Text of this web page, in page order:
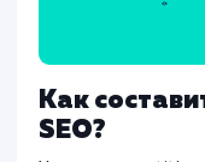
видимость